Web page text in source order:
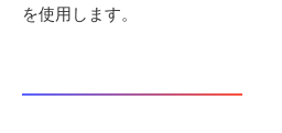
を使用します。